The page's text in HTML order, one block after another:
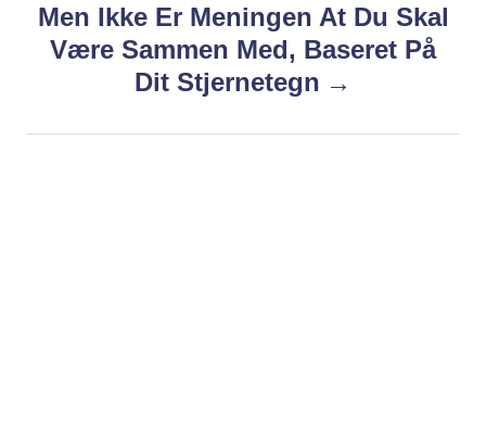
a
Men Ikke Er Meningen At Du Skal
Være Sammen Med, Baseret På
Dit Stjernetegn